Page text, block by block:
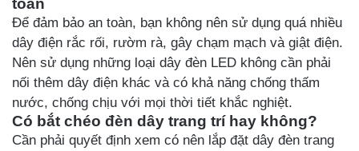
Để đảm bảo an toàn, bạn không nên sử dụng quá nhiều
dây điện rắc rối, rườm rà, gây chạm mạch và giật điện.
Nên sử dụng những loại dây đèn LED không cần phải
nối thêm dây điện khác và có khả năng chống thấm
nước, chống chịu với mọi thời tiết khắc nghiệt.
Có bắt chéo đèn dây trang trí hay không?
Cần phải quyết định xem có nên lắp đặt dây đèn trang